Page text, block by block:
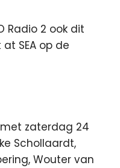
Radio 2 ook dit
SEA op de
zaterdag 24
Schollaardt,
Wouter van